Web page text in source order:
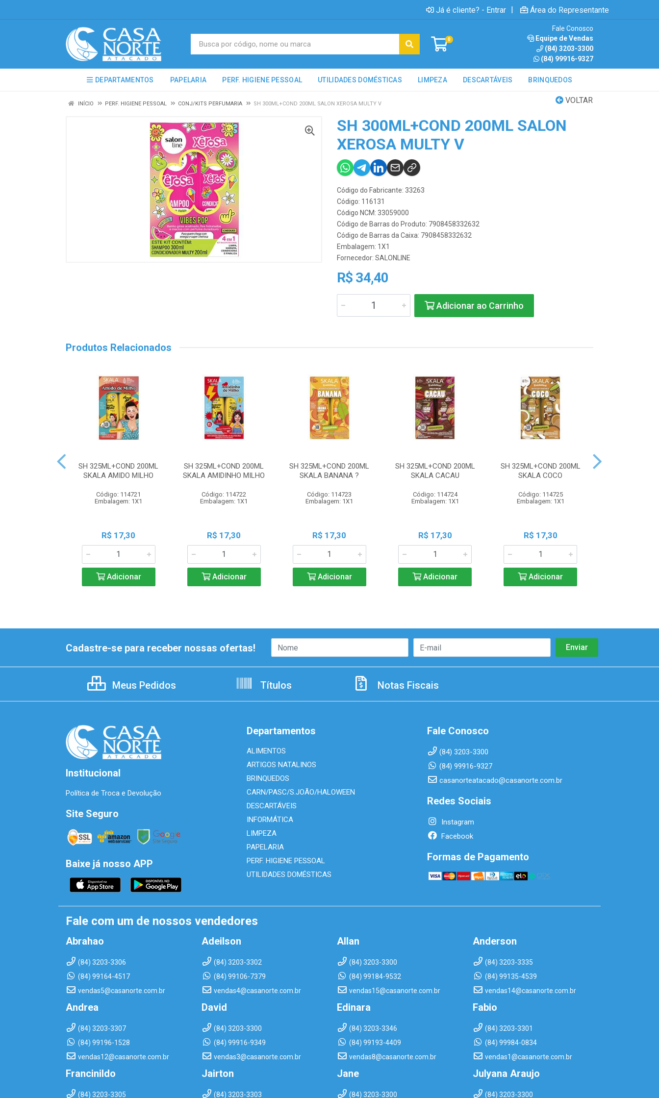
Já é cliente? - Entrar | Área do Representante
0
Fale Conosco
Equipe de Vendas
(84) 3203-3300
(84) 99916-9327
DEPARTAMENTOS PAPELARIA PERF. HIGIENE PESSOAL UTILIDADES DOMÉSTICAS LIMPEZA DESCARTÁVEIS BRINQUEDOS
VOLTAR
INÍCIO PERF. HIGIENE PESSOAL CONJ/KITS PERFUMARIA SH 300ML+COND 200ML SALON XEROSA MULTY V
SH 300ML+COND 200ML SALON
XEROSA MULTY V
Código do Fabricante: 33263
Código: 116131
Código NCM: 33059000
Código de Barras do Produto: 7908458332632
Código de Barras da Caixa: 7908458332632
Embalagem: 1X1
Fornecedor: SALONLINE
R$ 34,40
Adicionar ao Carrinho
Produtos Relacionados
SH 325ML+COND 200ML
SKALA AMIDO MILHO
Código: 114721
Embalagem: 1X1
R$ 17,30
Adicionar
SH 325ML+COND 200ML
SKALA AMIDINHO MILHO
Código: 114722
Embalagem: 1X1
R$ 17,30
Adicionar
SH 325ML+COND 200ML
SKALA BANANA ?
Código: 114723
Embalagem: 1X1
R$ 17,30
Adicionar
SH 325ML+COND 200ML
SKALA CACAU
Código: 114724
Embalagem: 1X1
R$ 17,30
Adicionar
SH 325ML+COND 200ML
SKALA COCO
Código: 114725
Embalagem: 1X1
R$ 17,30
Adicionar
Cadastre-se para receber nossas ofertas!
Meus Pedidos Títulos Notas Fiscais
Institucional
Política de Troca e Devolução
Site Seguro
Baixe já nosso APP
Departamentos
ALIMENTOS
ARTIGOS NATALINOS
BRINQUEDOS
CARN/PASC/S.JOÃO/HALOWEEN
DESCARTÁVEIS
INFORMÁTICA
LIMPEZA
PAPELARIA
PERF. HIGIENE PESSOAL
UTILIDADES DOMÉSTICAS
Fale Conosco
(84) 3203-3300
(84) 99916-9327
casanorteatacado@casanorte.com.br
Redes Sociais
Instagram
Facebook
Formas de Pagamento
Fale com um de nossos vendedores
Abrahao
(84) 3203-3306
(84) 99164-4517
vendas5@casanorte.com.br
Adeilson
(84) 3203-3302
(84) 99106-7379
vendas4@casanorte.com.br
Allan
(84) 3203-3300
(84) 99184-9532
vendas15@casanorte.com.br
Anderson
(84) 3203-3335
(84) 99135-4539
vendas14@casanorte.com.br
Andrea
(84) 3203-3307
(84) 99196-1528
vendas12@casanorte.com.br
David
(84) 3203-3300
(84) 99916-9349
vendas3@casanorte.com.br
Edinara
(84) 3203-3346
(84) 99193-4409
vendas8@casanorte.com.br
Fabio
(84) 3203-3301
(84) 99984-0834
vendas1@casanorte.com.br
Francinildo
(84) 3203-3305
Jairton
(84) 3203-3303
Jane
(84) 3203-3300
Julyana Araujo
(84) 3203-3300